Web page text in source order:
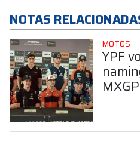
NOTAS
MOTOS
YPF